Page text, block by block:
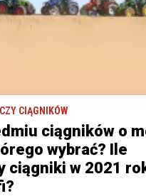
CIĄGNIKÓW
ciągników o
wybrać? Ile
ciągniki w 2021